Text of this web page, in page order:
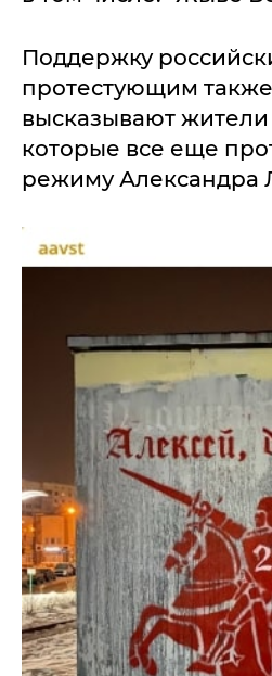
Поддержку
протестующим
высказывают
которые все еще
режиму Александра